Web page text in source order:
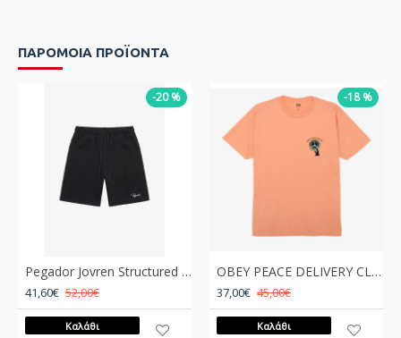
-2% Elastane
ΠΑΡΟΜΟΙΑ ΠΡΟΪΟΝΤΑ
-20 %
Pegador Jovren Structured Short Μαύρο
41,60€ 52,00€
Καλάθι
-18 %
OBEY PEACE DELIVERY CLASSIC T-SHIRT PEACH
37,00€ 45,00€
Καλάθι